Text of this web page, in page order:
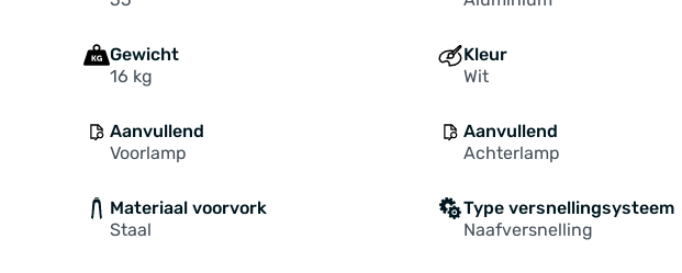
Gewicht
16 kg
Kleur
Wit
Aanvullend
Voorlamp
Aanvullend
Achterlamp
Materiaal voorvork
Staal
Type versnellingsysteem
Naafversnelling